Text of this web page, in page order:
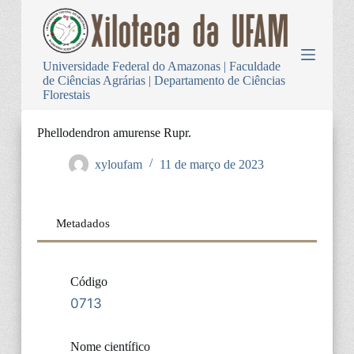
Universidade Federal do Amazonas | Faculdade
de Ciências Agrárias | Departamento de Ciências
Florestais
Phellodendron amurense Rupr.
xyloufam 11 de março de 2023
Metadados
Código
0713
Nome científico